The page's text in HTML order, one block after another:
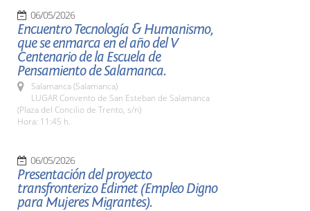
06/05/2026
Encuentro Tecnología & Humanismo,
que se enmarca en el año del V
Centenario de la Escuela de
Pensamiento de Salamanca.
Salamanca (Salamanca)
LUGAR Convento de San Esteban de Salamanca
(Plaza del Concilio de Trento, s/n)
Hora: 11:45 h.
06/05/2026
Presentación del proyecto
transfronterizo Edimet (Empleo Digno
para Mujeres Migrantes).